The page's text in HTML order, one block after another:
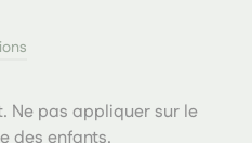
Ne pas appliquer sur le